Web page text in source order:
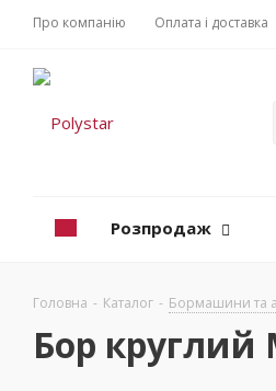
Про компанію Оплата і доставка
Розпродаж
Головна - Каталог - Бормашини та
Бор круглий